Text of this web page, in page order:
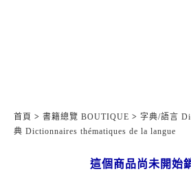
首頁 > 書籍總覽 BOUTIQUE > 字典/語言
典 Dictionnaires thématiques de la langue
這個商品尚未開始